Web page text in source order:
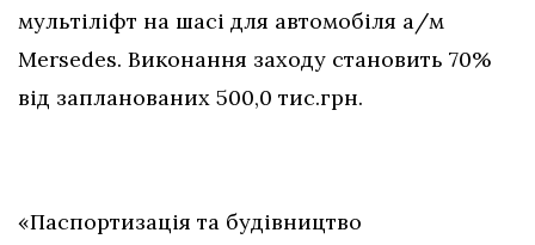
мультіліфт на шасі для автомобіля а/м
Mersedes. Виконання заходу становить 70%
від запланованих 500,0 тис.грн.
«Паспортизація та будівництво